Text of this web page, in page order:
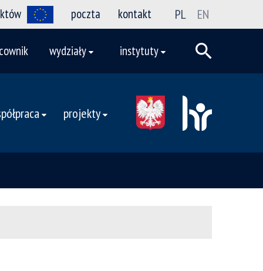
poczta kontakt PL EN
wydziały instytuty
projekty